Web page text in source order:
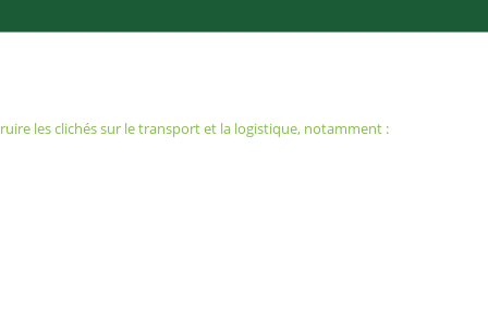
les clichés sur le transport et la logistique, notamment :